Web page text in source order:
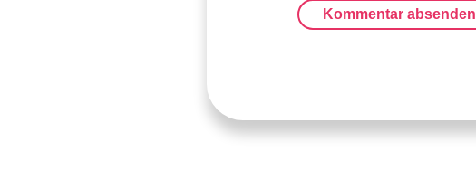
Kommentar absenden